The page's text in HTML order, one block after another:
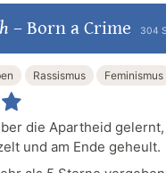
– Born a Crime 304
Rassismus Feminismus
die Apartheid
und am Ende geheult.